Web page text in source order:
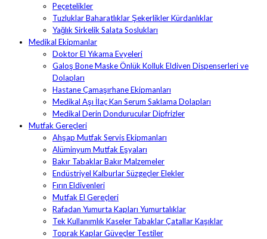
Peçetelikler
Tuzluklar Baharatlıklar Şekerlikler Kürdanlıklar
Yağlık Sirkelik Salata Soslukları
Medikal Ekipmanlar
Doktor El Yıkama Evyeleri
Galoş Bone Maske Önlük Kolluk Eldiven Dispenserleri ve
Dolapları
Hastane Çamaşırhane Ekipmanları
Medikal Aşı İlaç Kan Serum Saklama Dolapları
Medikal Derin Dondurucular Dipfrizler
Mutfak Gereçleri
Ahşap Mutfak Servis Ekipmanları
Alüminyum Mutfak Eşyaları
Bakır Tabaklar Bakır Malzemeler
Endüstriyel Kalburlar Süzgeçler Elekler
Fırın Eldivenleri
Mutfak El Gereçleri
Rafadan Yumurta Kapları Yumurtalıklar
Tek Kullanımlık Kaseler Tabaklar Çatallar Kaşıklar
Toprak Kaplar Güveçler Testiler